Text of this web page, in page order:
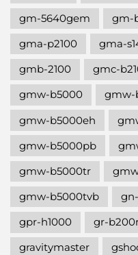
gm-5640gem
gm-
gma-p2100
gma-
gmb-2100
gmc-
gmw-b5000
gmw-
gmw-b5000eh
gmw-b5000pb
gmw-b5000tr
gmw-b5000tvb
gpr-h1000
gr-
gravitymaster